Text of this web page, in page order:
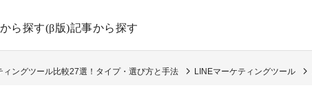
ら探す(β版)記事から探す
ィングツール比較27選！タイプ・選び方と手法 LINEマーケティングツール